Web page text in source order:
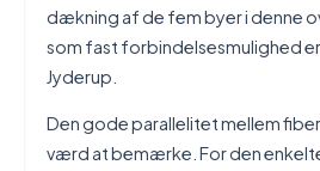
dækning af de fem byer i denne
som fast forbindelsesmulighed
Jyderup.
Den gode parallelitet mellem
værd at bemærke. For den